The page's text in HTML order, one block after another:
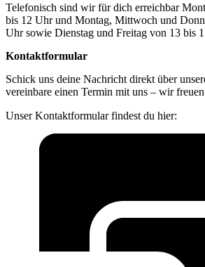
Telefonisch sind wir für dich erreichbar
bis 12 Uhr und Montag, Mittwoch und
Uhr sowie Dienstag und Freitag von 13 bis
Kontaktformular
Schick uns deine Nachricht direkt über
vereinbare einen Termin mit uns – wir
Unser Kontaktformular findest du hier: